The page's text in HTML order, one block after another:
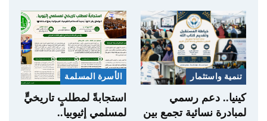
تنمية واستثمار
كينيا.. دعم رسمي
لمبادرة نسائية تجمع بين
الأسرة المسلمة
استجابةً لمطلبٍ تاريخيٍّ
لمسلمي إثيوبيا..